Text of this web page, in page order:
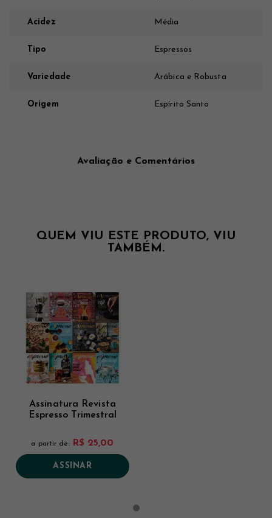
Acidez Média
Tipo Espressos
Variedade Arábica e Robusta
Origem Espírito Santo
Avaliação e Comentários
QUEM VIU ESTE PRODUTO, VIU
TAMBÉM.
Assinatura Revista
Espresso Trimestral
a partir de: R$ 25,00
ASSINAR